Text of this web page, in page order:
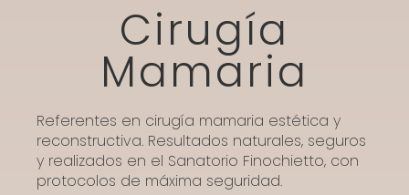
Cirugía
Mamaria
Referentes en cirugía mamaria estética y
reconstructiva. Resultados naturales, seguros
y realizados en el Sanatorio Finochietto, con
protocolos de máxima seguridad.